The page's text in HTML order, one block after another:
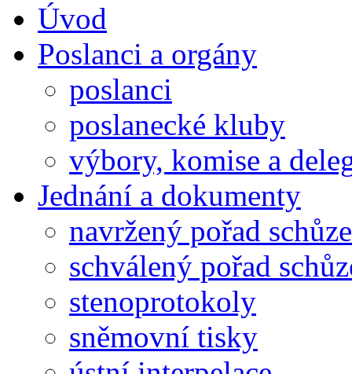
Úvod
Poslanci a orgány
poslanci
poslanecké kluby
výbory, komise a
Jednání a dokumenty
navržený pořad schůze
schválený pořad
stenoprotokoly
sněmovní tisky